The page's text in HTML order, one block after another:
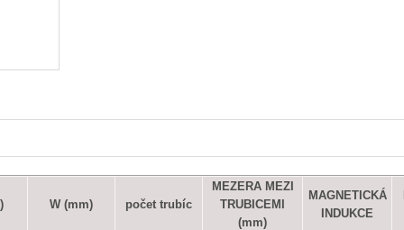
W (mm) počet trubíc
MEZERA MEZI
TRUBICEMI
(mm)
MAGNETICKÁ
INDUKCE